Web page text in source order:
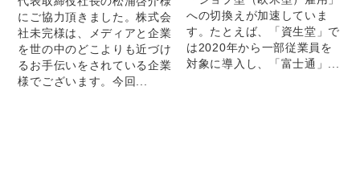
にご協力頂きました。株式会
社未完様は、メディアと企業
を世の中のどこよりも近づけ
るお手伝いをされている企業
様でございます。今回...
への切換えが加速していま
す。たとえば、「資生堂」で
は2020年から一部従業員を
対象に導入し、「富士通」...